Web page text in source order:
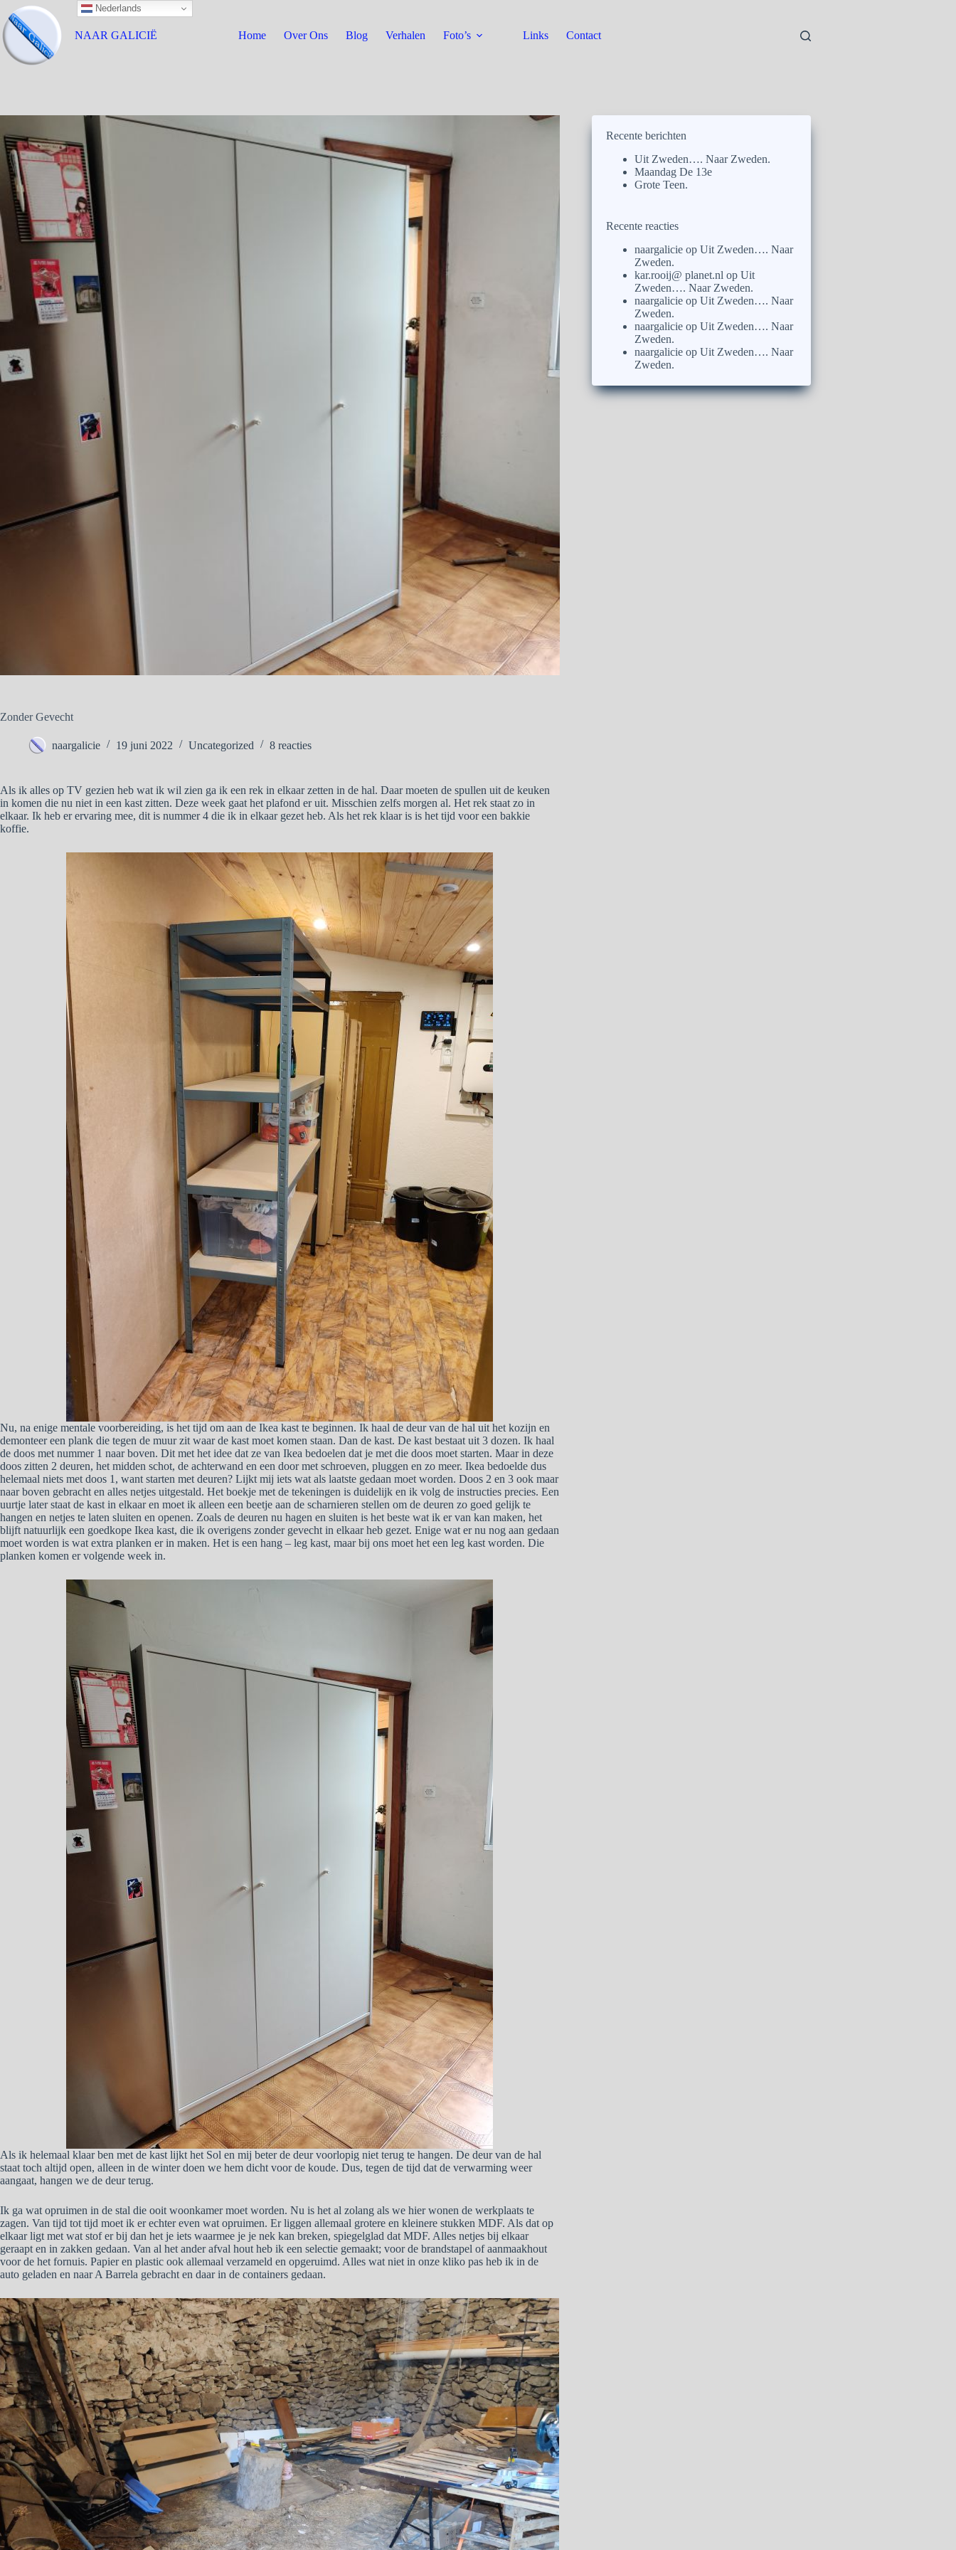
NAAR GALICIË Home Over Ons Blog Verhalen Foto’s Links Contact
Zonder Gevecht
naargalicie 19 juni 2022 Uncategorized 8 reacties
Als ik alles op TV gezien heb wat ik wil zien ga ik een rek in elkaar zetten in de hal. Daar moeten de spullen uit de keuken
in komen die nu niet in een kast zitten. Deze week gaat het plafond er uit. Misschien zelfs morgen al. Het rek staat zo in
elkaar. Ik heb er ervaring mee, dit is nummer 4 die ik in elkaar gezet heb. Als het rek klaar is is het tijd voor een bakkie
koffie.
Nu, na enige mentale voorbereiding, is het tijd om aan de Ikea kast te beginnen. Ik haal de deur van de hal uit het kozijn en
demonteer een plank die tegen de muur zit waar de kast moet komen staan. Dan de kast. De kast bestaat uit 3 dozen. Ik haal
de doos met nummer 1 naar boven. Dit met het idee dat ze van Ikea bedoelen dat je met die doos moet starten. Maar in deze
doos zitten 2 deuren, het midden schot, de achterwand en een door met schroeven, pluggen en zo meer. Ikea bedoelde dus
helemaal niets met doos 1, want starten met deuren? Lijkt mij iets wat als laatste gedaan moet worden. Doos 2 en 3 ook maar
naar boven gebracht en alles netjes uitgestald. Het boekje met de tekeningen is duidelijk en ik volg de instructies precies. Een
uurtje later staat de kast in elkaar en moet ik alleen een beetje aan de scharnieren stellen om de deuren zo goed gelijk te
hangen en netjes te laten sluiten en openen. Zoals de deuren nu hagen en sluiten is het beste wat ik er van kan maken, het
blijft natuurlijk een goedkope Ikea kast, die ik overigens zonder gevecht in elkaar heb gezet. Enige wat er nu nog aan gedaan
moet worden is wat extra planken er in maken. Het is een hang – leg kast, maar bij ons moet het een leg kast worden. Die
planken komen er volgende week in.
Als ik helemaal klaar ben met de kast lijkt het Sol en mij beter de deur voorlopig niet terug te hangen. De deur van de hal
staat toch altijd open, alleen in de winter doen we hem dicht voor de koude. Dus, tegen de tijd dat de verwarming weer
aangaat, hangen we de deur terug.
Ik ga wat opruimen in de stal die ooit woonkamer moet worden. Nu is het al zolang als we hier wonen de werkplaats te
zagen. Van tijd tot tijd moet ik er echter even wat opruimen. Er liggen allemaal grotere en kleinere stukken MDF. Als dat op
elkaar ligt met wat stof er bij dan het je iets waarmee je je nek kan breken, spiegelglad dat MDF. Alles netjes bij elkaar
geraapt en in zakken gedaan. Van al het ander afval hout heb ik een selectie gemaakt; voor de brandstapel of aanmaakhout
voor de het fornuis. Papier en plastic ook allemaal verzameld en opgeruimd. Alles wat niet in onze kliko pas heb ik in de
auto geladen en naar A Barrela gebracht en daar in de containers gedaan.
Recente berichten
Uit Zweden…. Naar Zweden.
Maandag De 13e
Grote Teen.
Recente reacties
naargalicie opUit Zweden…. Naar
Zweden.
kar.rooij@ planet.nl opUit
Zweden…. Naar Zweden.
naargalicie opUit Zweden…. Naar
Zweden.
naargalicie opUit Zweden…. Naar
Zweden.
naargalicie opUit Zweden…. Naar
Zweden.
Nederlands